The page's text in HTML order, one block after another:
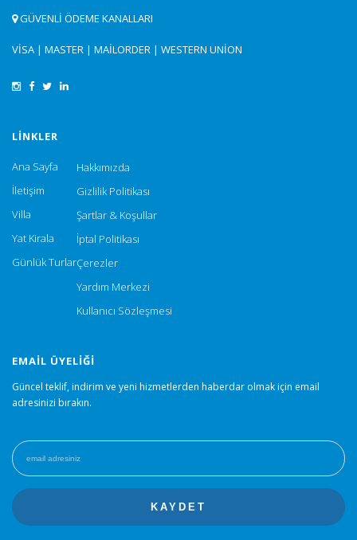
GÜVENLİ ÖDEME KANALLARI
VISA | MASTER | MAILORDER | WESTERN UNION
LINKLER
Ana Sayfa
İletişim
Villa
Yat Kirala
Günlük Turlar
Hakkımızda
Gizlilik Politikası
Şartlar & Koşullar
İptal Politikası
Çerezler
Yardım Merkezi
Kullanıcı Sözleşmesi
EMAIL ÜYELIĞI
Güncel teklif, indirim ve yeni hizmetlerden haberdar olmak için email
adresinizi bırakın.